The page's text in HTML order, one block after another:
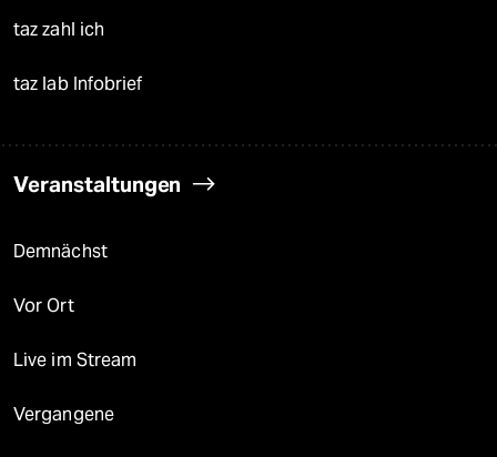
taz zahl ich
taz lab Infobrief
Veranstaltungen
Demnächst
Vor Ort
Live im Stream
Vergangene